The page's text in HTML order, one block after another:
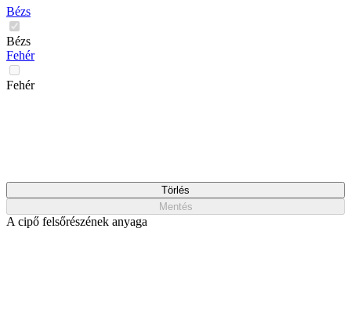
Bézs
Bézs
Fehér
Fehér
Törlés
Mentés
A cipő felsőrészének anyaga